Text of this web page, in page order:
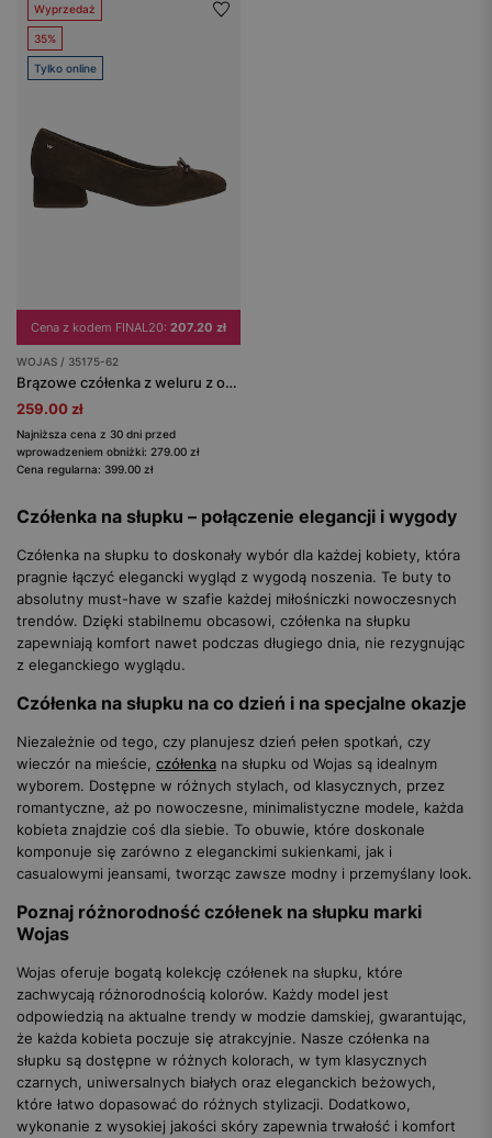
Wyprzedaż
35%
Tylko online
Cena z kodem FINAL20: 207.20 zł
WOJAS / 35175-62
Brązowe czółenka z weluru z ozdobną kokardą
259.00 zł
Najniższa cena z 30 dni przed
wprowadzeniem obniżki: 279.00 zł
Cena regularna: 399.00 zł
Czółenka na słupku – połączenie elegancji i wygody
Czółenka na słupku to doskonały wybór dla każdej kobiety, która
pragnie łączyć elegancki wygląd z wygodą noszenia. Te buty to
absolutny must-have w szafie każdej miłośniczki nowoczesnych
trendów. Dzięki stabilnemu obcasowi, czółenka na słupku
zapewniają komfort nawet podczas długiego dnia, nie rezygnując
z eleganckiego wyglądu.
Czółenka na słupku na co dzień i na specjalne okazje
Niezależnie od tego, czy planujesz dzień pełen spotkań, czy
wieczór na mieście, czółenka na słupku od Wojas są idealnym
wyborem. Dostępne w różnych stylach, od klasycznych, przez
romantyczne, aż po nowoczesne, minimalistyczne modele, każda
kobieta znajdzie coś dla siebie. To obuwie, które doskonale
komponuje się zarówno z eleganckimi sukienkami, jak i
casualowymi jeansami, tworząc zawsze modny i przemyślany look.
Poznaj różnorodność czółenek na słupku marki
Wojas
Wojas oferuje bogatą kolekcję czółenek na słupku, które
zachwycają różnorodnością kolorów. Każdy model jest
odpowiedzią na aktualne trendy w modzie damskiej, gwarantując,
że każda kobieta poczuje się atrakcyjnie. Nasze czółenka na
słupku są dostępne w różnych kolorach, w tym klasycznych
czarnych, uniwersalnych białych oraz eleganckich beżowych,
które łatwo dopasować do różnych stylizacji. Dodatkowo,
wykonanie z wysokiej jakości skóry zapewnia trwałość i komfort